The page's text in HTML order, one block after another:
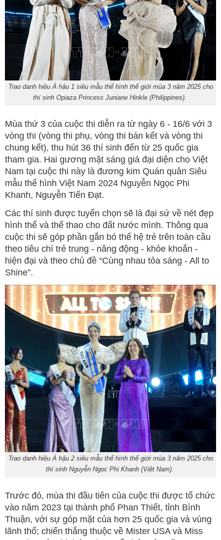
Trao danh hiệu Á hậu 1 siêu mẫu thể hình thế giới mùa 3 năm 2025 cho
thí sinh Opiaza Princess Juniane Hinkle (Philippines).
Mùa thứ 3 của cuộc thi diễn ra từ ngày 6 - 16/6 với 3
vòng thi (vòng thi phụ, vòng thi bán kết và vòng thi
chung kết), thu hút 36 thí sinh đến từ 25 quốc gia
tham gia. Hai gương mặt sáng giá đại diện cho Việt
Nam tại cuộc thi này là đương kim Quán quân Siêu
mẫu thể hình Việt Nam 2024 Nguyễn Ngọc Phi
Khanh, Nguyễn Tiến Đạt.
Các thí sinh được tuyển chọn sẽ là đại sứ về nét đẹp
hình thể và thể thao cho đất nước mình. Thông qua
cuộc thi sẽ góp phần gắn bó thế hệ trẻ trên toàn cầu
theo tiêu chí trẻ trung - năng động - khỏe khoắn -
hiện đại và theo chủ đề “Cùng nhau tỏa sáng - All to
Shine”.
Trao danh hiệu Á hậu 2 siêu mẫu thể hình thế giới mùa 3 năm 2025 cho
thí sinh Nguyễn Ngọc Phi Khanh (Việt Nam).
Trước đó, mùa thi đầu tiên của cuộc thi được tổ chức
vào năm 2023 tại thành phố Phan Thiết, tỉnh Bình
Thuận, với sự góp mặt của hơn 25 quốc gia và vùng
lãnh thổ; chiến thắng thuộc về Mister USA và Miss